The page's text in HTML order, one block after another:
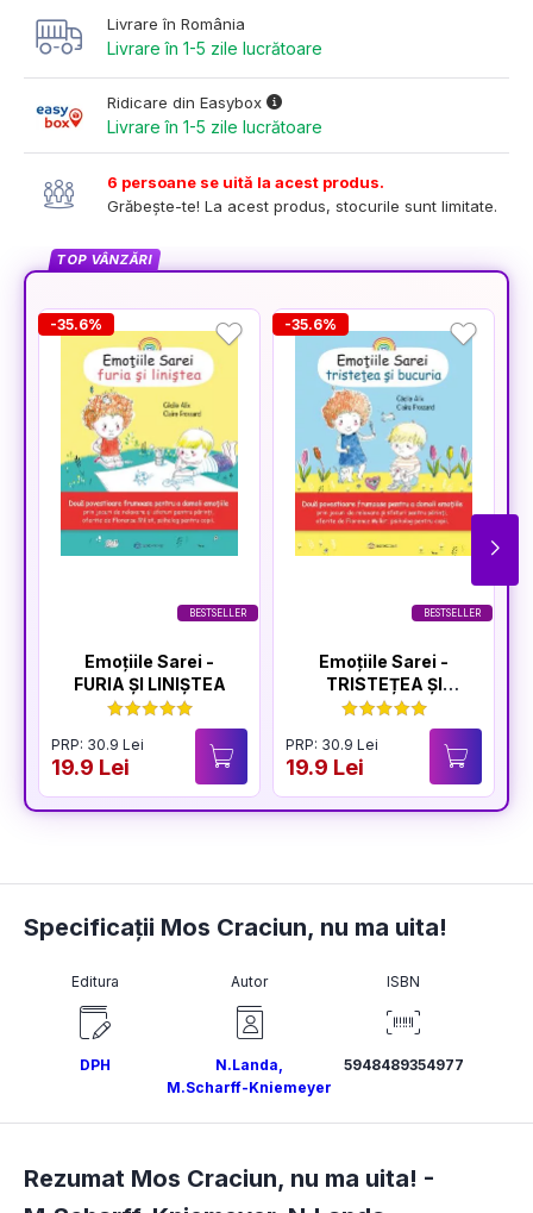
Livrare în România
Livrare în 1-5 zile lucrătoare
Ridicare din Easybox
Livrare în 1-5 zile lucrătoare
6 persoane se uită la acest produs.
Grăbește-te! La acest produs, stocurile sunt limitate.
TOP VÂNZĂRI
BESTSELLER
-35.6%
Emoțiile Sarei -
FURIA ȘI LINIȘTEA
PRP: 30.9 Lei
19.9 Lei
BESTSELLER
-35.6%
Emoțiile Sarei -
TRISTEȚEA ȘI
BUCURIA
PRP: 30.9 Lei
19.9 Lei
Specificații Mos Craciun, nu ma uita!
Editura
DPH
Autor
N.Landa
M.Scharff-Kniemeyer
ISBN
5948489354977
Rezumat Mos Craciun, nu ma uita! -